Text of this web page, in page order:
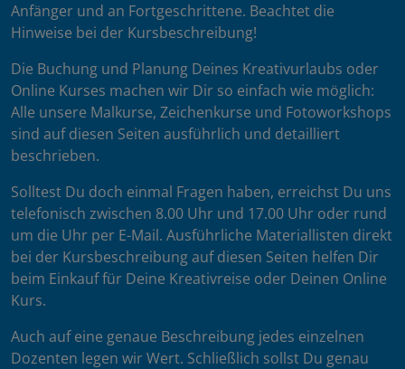
Anfänger und an Fortgeschrittene. Beachtet die
Hinweise bei der Kursbeschreibung!
Die Buchung und Planung Deines Kreativurlaubs oder
Online Kurses machen wir Dir so einfach wie möglich:
Alle unsere Malkurse, Zeichenkurse und Fotoworkshops
sind auf diesen Seiten ausführlich und detailliert
beschrieben.
Solltest Du doch einmal Fragen haben, erreichst Du uns
telefonisch zwischen 8.00 Uhr und 17.00 Uhr oder rund
um die Uhr per E-Mail. Ausführliche Materiallisten direkt
bei der Kursbeschreibung auf diesen Seiten helfen Dir
beim Einkauf für Deine Kreativreise oder Deinen Online
Kurs.
Auch auf eine genaue Beschreibung jedes einzelnen
Dozenten legen wir Wert. Schließlich sollst Du genau